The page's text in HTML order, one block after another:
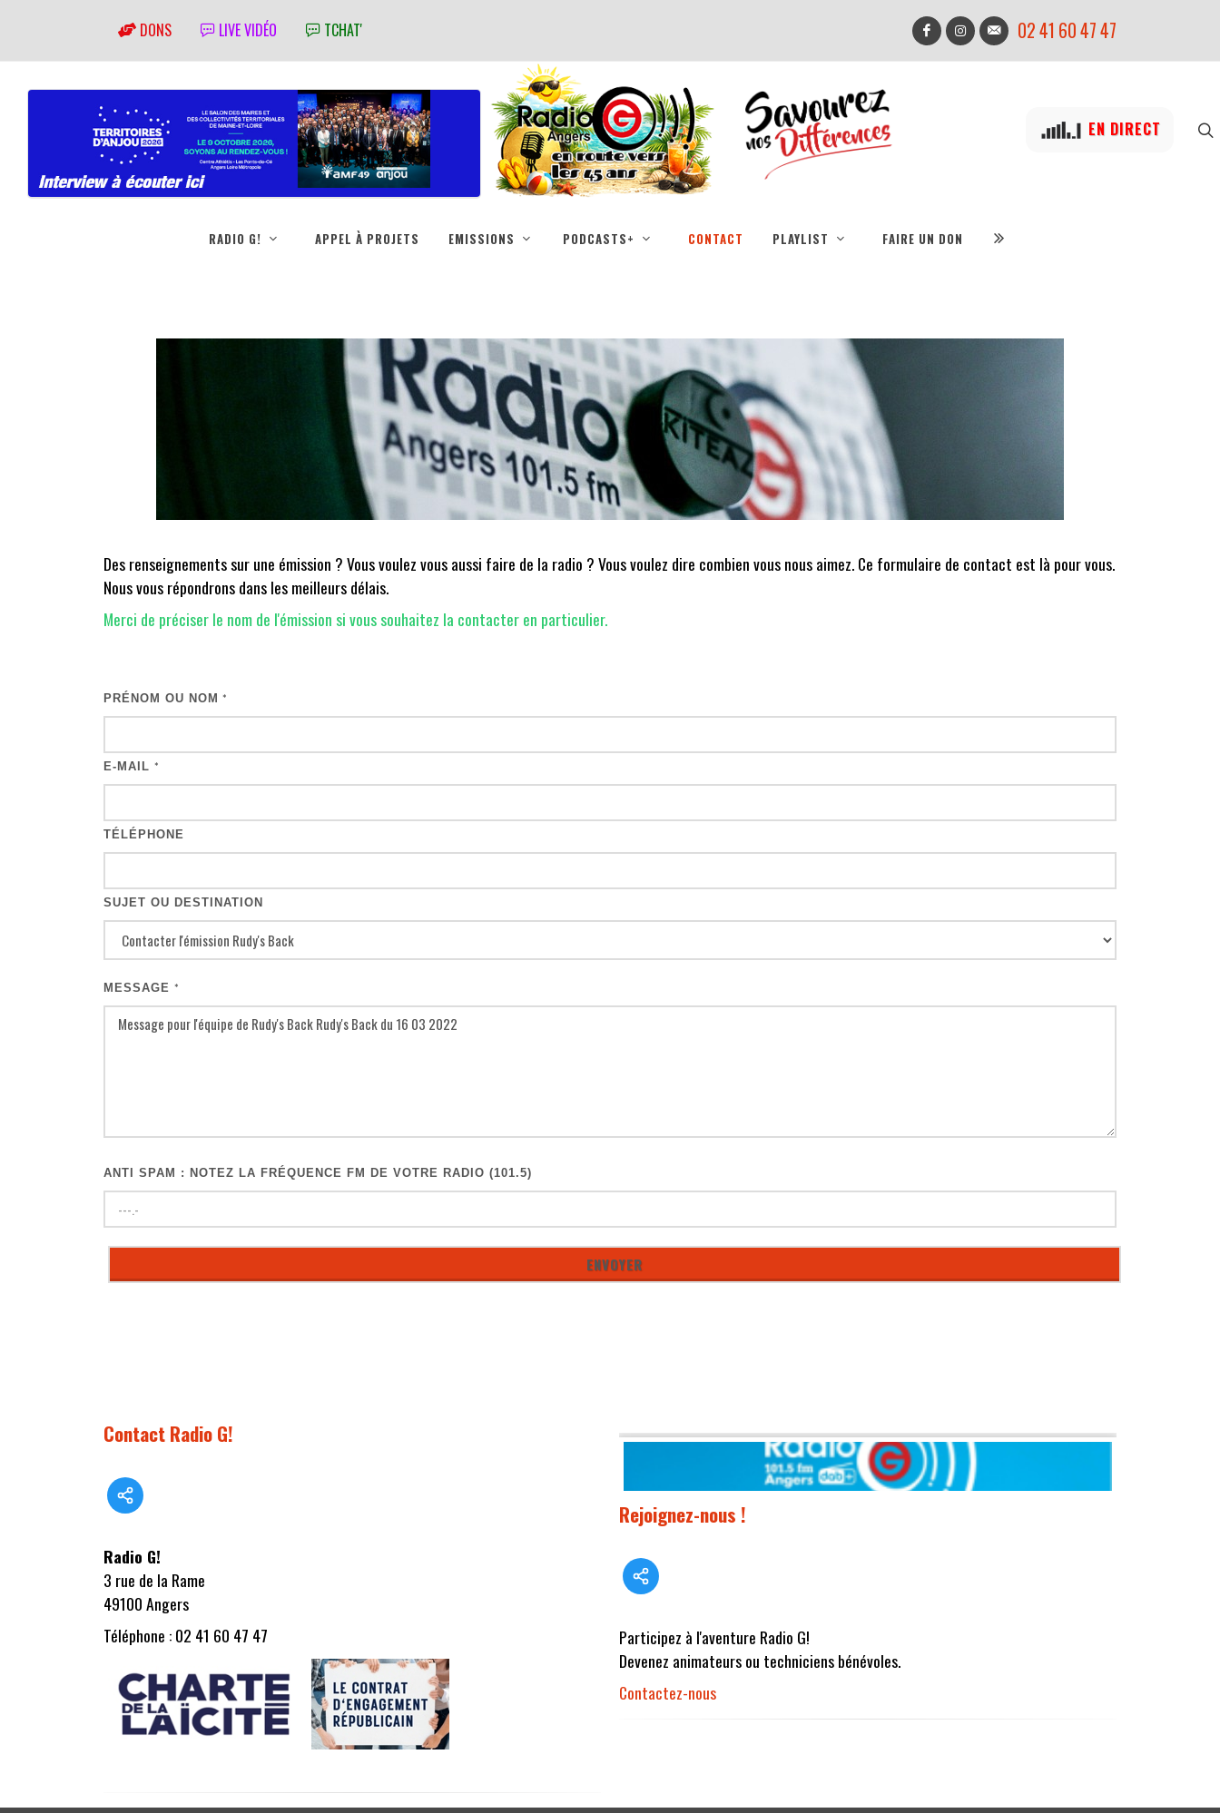
DONS LIVE VIDÉO TCHAT' 02 41 60 47 47
EN DIRECT
RADIO G! APPEL À PROJETS EMISSIONS PODCASTS+ CONTACT PLAYLIST FAIRE UN DON
Des renseignements sur une émission ? Vous voulez vous aussi faire de la radio ? Vous voulez dire combien vous nous aimez. Ce formulaire de contact est là pour vous.
Nous vous répondrons dans les meilleurs délais.
Merci de préciser le nom de l'émission si vous souhaitez la contacter en particulier.
PRÉNOM OU NOM *
E-MAIL *
TÉLÉPHONE
SUJET OU DESTINATION
MESSAGE *
ANTI SPAM : NOTEZ LA FRÉQUENCE FM DE VOTRE RADIO (101.5)
Contact Radio G!
Radio G!
3 rue de la Rame
49100 Angers
Téléphone : 02 41 60 47 47
Rejoignez-nous !
Participez à l'aventure Radio G!
Devenez animateurs ou techniciens bénévoles.
Contactez-nous